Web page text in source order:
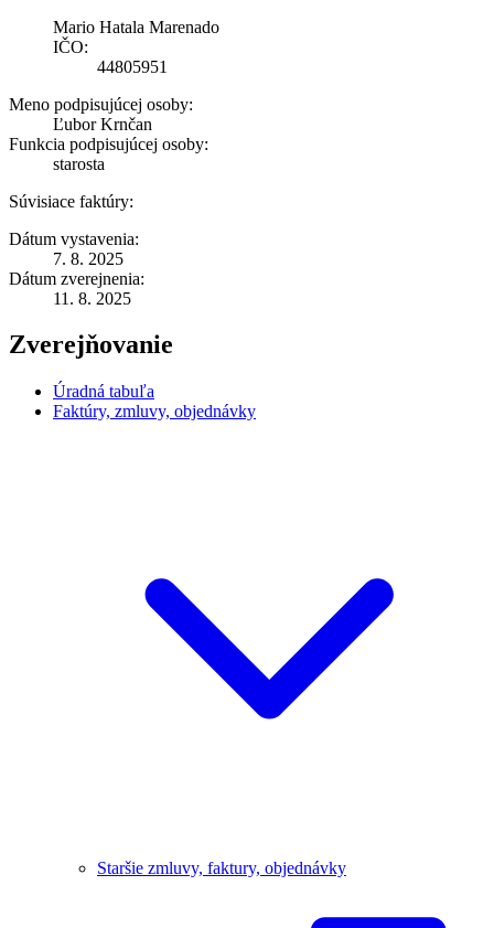
Mario Hatala Marenado
IČO:
44805951
Meno podpisujúcej osoby:
Ľubor Krnčan
Funkcia podpisujúcej osoby:
starosta
Súvisiace faktúry:
Dátum vystavenia:
7. 8. 2025
Dátum zverejnenia:
11. 8. 2025
Zverejňovanie
Úradná tabuľa
Faktúry, zmluvy, objednávky
Staršie zmluvy, faktury, objednávky